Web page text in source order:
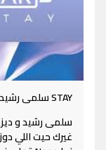
STAY سلمى رشيد
سلمى رشيد و
غيرك حيت اللي